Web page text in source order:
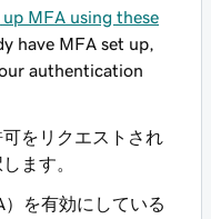
MFA using these
have MFA set up,
authentication
をリクエストされ
ます。
を有効にしている